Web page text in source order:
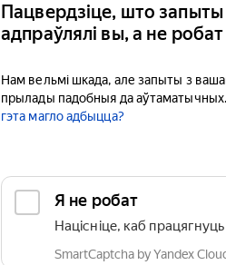
Пацвердзіце, што запыты
адпраўлялі вы, а не робат
Нам вельмі шкада, але запыты з
прылады падобныя да аўтаматычных.
гэта магло адбыцца?
Я не робат
Націсніце, каб працягнуць
SmartCaptcha by Yandex